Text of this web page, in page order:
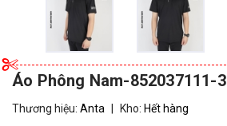
Áo Phông Nam-852037111-3
Thương hiệu: Anta Kho: Hết hàng